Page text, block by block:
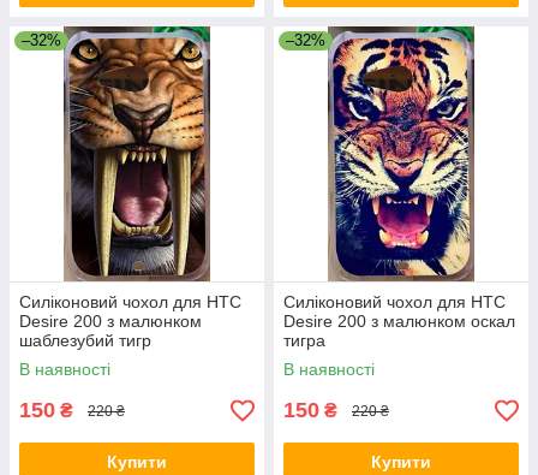
–32%
Силіконовий чохол для HTC
Desire 200 з малюнком
шаблезубий тигр
В наявності
150 ₴ 220 ₴
Купити
–32%
Силіконовий чохол для HTC
Desire 200 з малюнком оскал
тигра
В наявності
150 ₴ 220 ₴
Купити